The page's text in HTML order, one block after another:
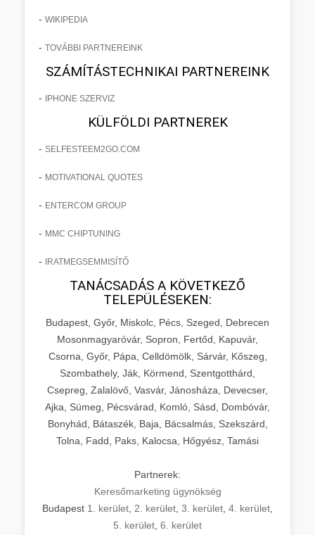
- WIKIPEDIA
- TOVÁBBI PARTNEREINK
SZÁMÍTÁSTECHNIKAI PARTNEREINK
- IPHONE SZERVIZ
KÜLFÖLDI PARTNEREK
- SELFESTEEM2GO.COM
- MOTIVATIONAL QUOTES
- ENTERCOM GROUP
- MMC CHIPTUNING
- IRATMEGSEMMISÍTŐ
TANÁCSADÁS A KÖVETKEZŐ
TELEPÜLÉSEKEN:
Budapest, Győr, Miskolc, Pécs, Szeged, Debrecen
Mosonmagyaróvár, Sopron, Fertőd, Kapuvár,
Csorna, Győr, Pápa, Celldömölk, Sárvár, Kőszeg,
Szombathely, Ják, Körmend, Szentgotthárd,
Csepreg, Zalalövő, Vasvár, Jánosháza, Devecser,
Ajka, Sümeg, Pécsvárad, Komló, Sásd, Dombóvár,
Bonyhád, Bátaszék, Baja, Bácsalmás, Szekszárd,
Tolna, Fadd, Paks, Kalocsa, Hőgyész, Tamási
Partnerek:
Keresőmarketing ügynökség
Budapest 1. kerület 2. kerület 3. kerület 4. kerület
5. kerület 6. kerület